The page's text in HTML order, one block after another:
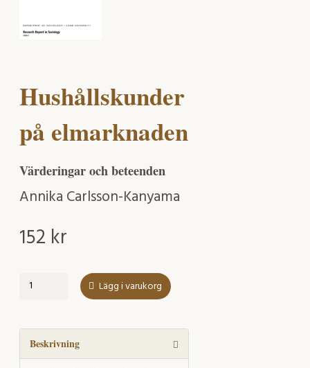
Hushållskunder
på elmarknaden
Värderingar och beteenden
Annika Carlsson-Kanyama
152 kr
Hushållskunder
mängd
Lägg i varukorg
Beskrivning